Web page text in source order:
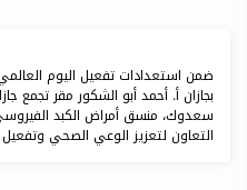
ضمن استعدادات تفعيل اليوم
بجازان أ. أحمد أبو الشكور مقر تجمع
سعدوك، منسق أمراض الكبد الفيروسي
التعاون لتعزيز الوعي الصحي